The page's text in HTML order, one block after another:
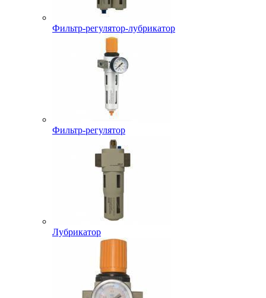
Фильтр-регулятор-лубрикатор
Фильтр-регулятор
Лубрикатор